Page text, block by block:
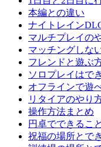
本編との違い
ナイトレイン
マルチプレイの
マッチングしな
フレンドと遊ぶ
ソロプレイはで
オフラインで遊
リタイアのやり
操作方法まとめ
円卓でできること
祝福の場所とで